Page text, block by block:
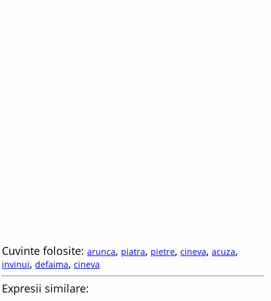
Cuvinte folosite:arunca, piatra, pietre,cineva,acuza,
invinui,defaima,cineva
Expresii similare: